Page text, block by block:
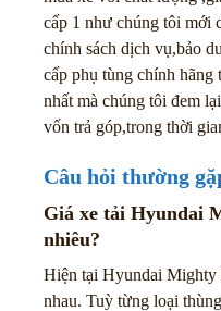
cấp 1 như chúng tôi
chính sách dịch vụ,bảo
cấp phụ tùng chính hãng
nhất mà chúng tôi đem
vốn trả góp,trong thời
Câu hỏi thường
Giá xe tải Hyundai
nhiêu?
Hiện tại Hyundai Mighty
nhau. Tuỳ từng loại